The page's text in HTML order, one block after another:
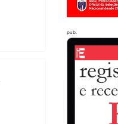
pub.